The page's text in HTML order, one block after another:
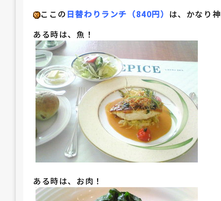
ここの 日替わりランチ（840円） は、かなり
ある時は、魚！
ある時は、お肉！